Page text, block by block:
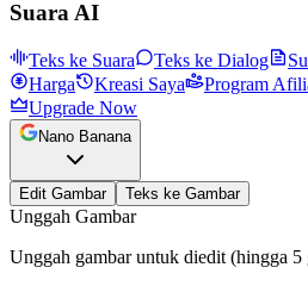
Suara AI
Teks ke Suara Teks ke Dialog
Harga
Kreasi Saya Program
Upgrade Now
Nano Banana
Edit Gambar Teks ke Gambar
Unggah Gambar
Unggah gambar untuk diedit (hingga 5